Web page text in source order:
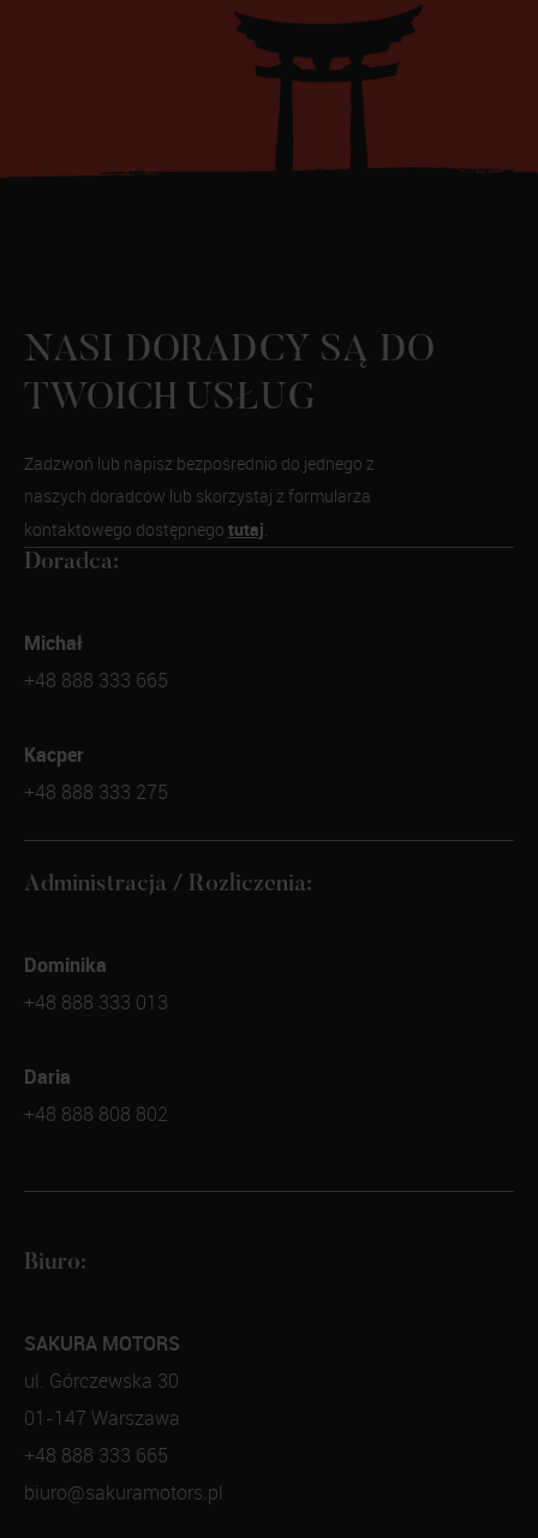
NASI DORADCY SĄ DO
TWOICH USŁUG
Zadzwoń lub napisz bezpośrednio do jednego z
naszych doradców lub skorzystaj z formularza
kontaktowego dostępnego tutaj.
Doradca:
Michał
+48 888 333 665
Kacper
+48 888 333 275
Administracja / Rozliczenia:
Dominika
+48 888 333 013
Daria
+48 888 808 802
Biuro:
SAKURA MOTORS
ul. Górczewska 30
01-147 Warszawa
+48 888 333 665
biuro@sakuramotors.pl